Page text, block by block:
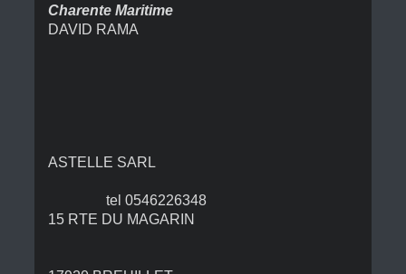
Charente Maritime
DAVID RAMA
ASTELLE SARL
tel 0546226348
15 RTE DU MAGARIN